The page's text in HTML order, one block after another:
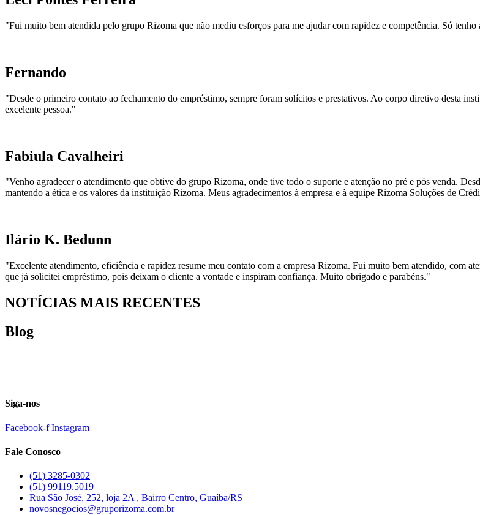
"Fui muito bem atendida pelo grupo Rizoma que não mediu esforços para me ajudar com rapidez e competência. Só
Fernando
"Desde o primeiro contato ao fechamento do empréstimo, sempre foram solícitos e prestativos. Ao corpo diretivo desta
excelente pessoa."
Fabiula Cavalheiri
"Venho agradecer o atendimento que obtive do grupo Rizoma, onde tive todo o suporte e atenção no pré e pós venda.
mantendo a ética e os valores da instituição Rizoma. Meus agradecimentos à empresa e à equipe Rizoma Soluções de
Ilário K. Bedunn
"Excelente atendimento, eficiência e rapidez resume meu contato com a empresa Rizoma. Fui muito bem atendido, com
que já solicitei empréstimo, pois deixam o cliente a vontade e inspiram confiança. Muito obrigado e parabéns."
NOTÍCIAS MAIS RECENTES
Blog
Siga-nos
Facebook-f Instagram
Fale Conosco
(51) 3285-0302
(51) 99119.5019
Rua São José, 252, loja 2A , Bairro Centro, Guaíba/RS
novosnegocios@gruporizoma.com.br